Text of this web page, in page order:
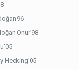
Onur’98
Hecking’05